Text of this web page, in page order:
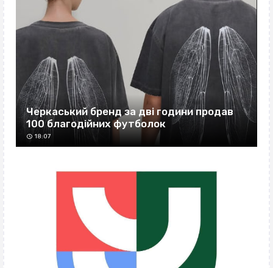
Черкаський бренд за дві години продав
100 благодійних футболок
18:07